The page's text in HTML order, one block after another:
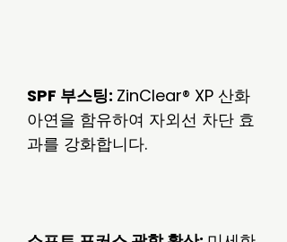
SPF 부스팅: ZinClear® XP 산화
아연을 함유하여 자외선 차단 효
과를 강화합니다.